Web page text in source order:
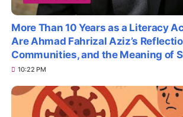
More Than 10 Years as a Literacy
Are Ahmad Fahrizal Aziz’s
Communities, and the Meaning of
10:22 PM